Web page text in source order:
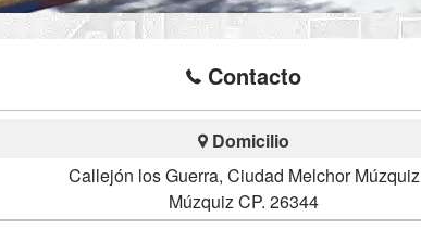
Contacto
Domicilio
Callejón los Guerra, Ciudad Melchor Múzquiz
Múzquiz CP. 26344